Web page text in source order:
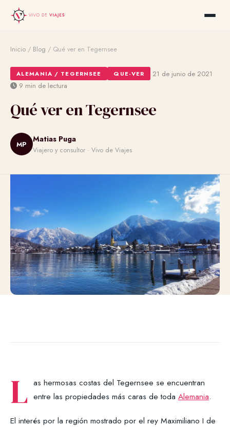
Inicio / Blog / Qué ver en Tegernsee
ALEMANIA / TEGERNSEE QUE-VER 21 de junio de 2021
9 min de lectura
Qué ver en Tegernsee
MP
Matias Puga
Viajero y consultor · Vivo de Viajes
L as hermosas costas del Tegernsee se encuentran
entre las propiedades más caras de toda Alemania.
El interés por la región mostrado por el rey Maximiliano I de